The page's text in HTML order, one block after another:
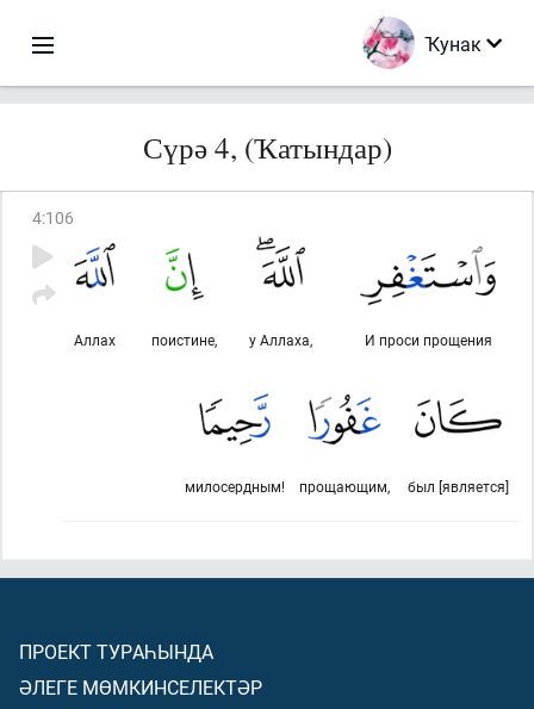
Ҡунак
Сүрә 4, (Ҡатындар)
4:106
И проси прощения
у Аллаха,
поистине,
Аллах
был [является]
прощающим,
милосердным!
ПРОЕКТ ТУРАҺЫНДА
ӘЛЕГЕ МӨМКИНСЕЛЕКТӘР